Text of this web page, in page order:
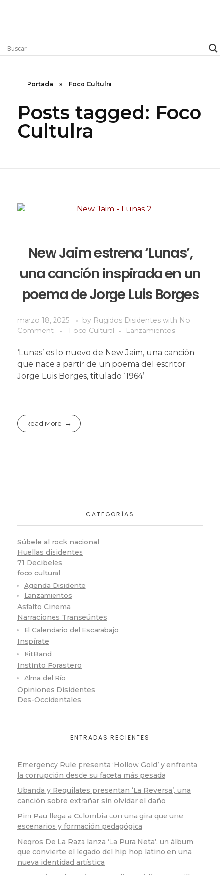
Portada » Foco Cultulra
Posts tagged: Foco
Cultulra
New Jaim estrena ‘Lunas’,
una canción inspirada en un
poema de Jorge Luis Borges
marzo 18, 2025 by Rugidos Disidentes with No
Comment
Foco Cultural Lanzamientos
‘Lunas’ es lo nuevo de New Jaim, una canción
que nace a partir de un poema del escritor
Jorge Luis Borges, titulado ‘1964’
Read More
CATEGORÍAS
Súbele al rock nacional
Huellas disidentes
71 Decibeles
foco cultural
Agenda Disidente
Lanzamientos
Asfalto Cinema
Narraciones Transeúntes
El Calendario del Escarabajo
Inspírate
KitBand
Instinto Forastero
Alma del Río
Opiniones Disidentes
Des-Occidentales
ENTRADAS RECIENTES
Emergency Rule presenta ‘Hollow Gold’ y enfrenta
la corrupción desde su faceta más pesada
Ubanda y Requilates presentan ‘La Reversa’, una
canción sobre extrañar sin olvidar el daño
Pim Pau llega a Colombia con una gira que une
escenarios y formación pedagógica
Negros De La Raza lanza ‘La Pura Neta’, un álbum
que convierte el legado del hip hop latino en una
nueva identidad artística